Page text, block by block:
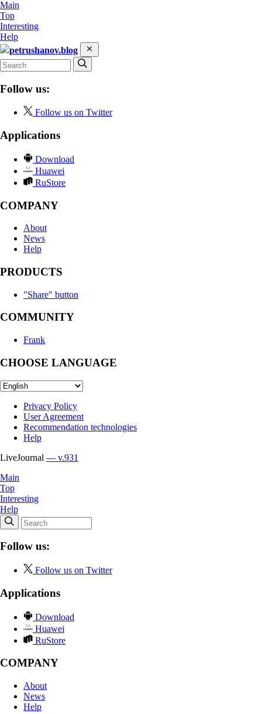
Main
Top
Interesting
Help
petrushanov.blog
Follow us:
Follow us on Twitter
Applications
Download
Huawei
RuStore
COMPANY
About
News
Help
PRODUCTS
"Share" button
COMMUNITY
Frank
CHOOSE LANGUAGE
Privacy Policy
User Agreement
Recommendation technologies
Help
LiveJournal — v.931
Main
Top
Interesting
Help
Follow us:
Follow us on Twitter
Applications
Download
Huawei
RuStore
COMPANY
About
News
Help